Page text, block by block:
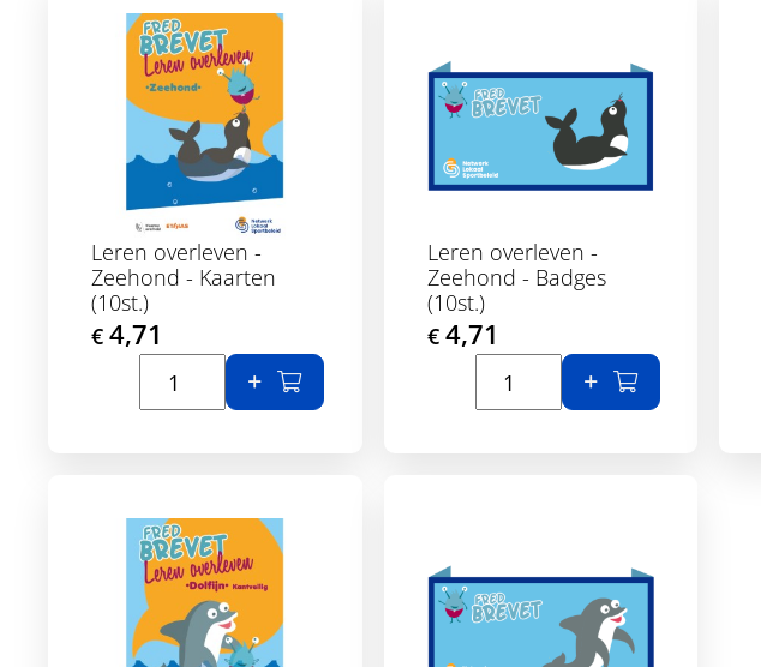
Leren overleven -
Zeehond - Kaarten
(10st.)
€ 4,71
Toon details
In winkelmand
Leren overleven -
Zeehond - Badges
(10st.)
€ 4,71
Toon details
In winkelmand